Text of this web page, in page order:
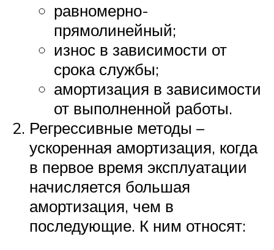
равномерно-
прямолинейный;
износ в зависимости от
срока службы;
амортизация в зависимости
от выполненной работы.
Регрессивные методы –
ускоренная амортизация, когда
в первое время эксплуатации
начисляется большая
амортизация, чем в
последующие. К ним относят: